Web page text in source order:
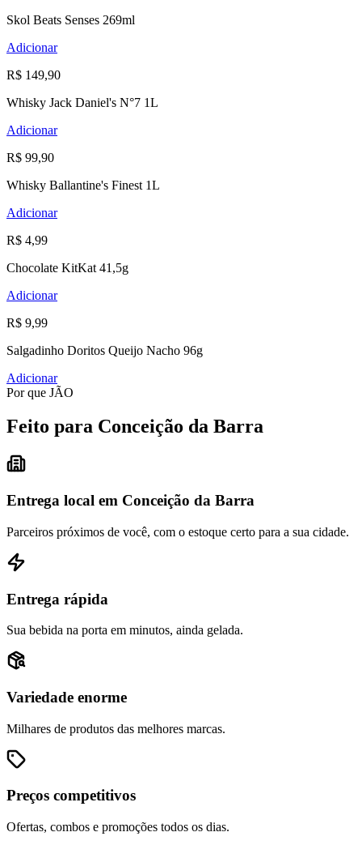
Skol Beats Senses 269ml
Adicionar
R$ 149,90
Whisky Jack Daniel's N°7 1L
Adicionar
R$ 99,90
Whisky Ballantine's Finest 1L
Adicionar
R$ 4,99
Chocolate KitKat 41,5g
Adicionar
R$ 9,99
Salgadinho Doritos Queijo Nacho 96g
Adicionar
Por que JÃO
Feito para Conceição da Barra
Entrega local em Conceição da Barra
Parceiros próximos de você, com o estoque certo para a sua cidade.
Entrega rápida
Sua bebida na porta em minutos, ainda gelada.
Variedade enorme
Milhares de produtos das melhores marcas.
Preços competitivos
Ofertas, combos e promoções todos os dias.